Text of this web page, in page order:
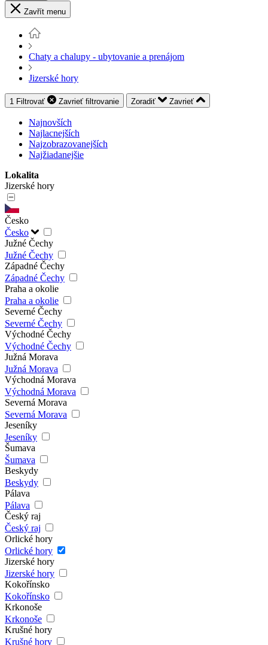
Zavřít menu
Chaty a chalupy - ubytovanie a prenájom
Jizerské hory
1 Filtrovať Zavrieť filtrovanie Zoradiť Zavrieť
Najnovších
Najlacnejších
Najzobrazovanejších
Najžiadanejšie
Lokalita
Jizerské hory
Česko
Česko
Južné Čechy
Južné Čechy
Západné Čechy
Západné Čechy
Praha a okolie
Praha a okolie
Severné Čechy
Severné Čechy
Východné Čechy
Východné Čechy
Južná Morava
Južná Morava
Východná Morava
Východná Morava
Severná Morava
Severná Morava
Jeseníky
Jeseníky
Šumava
Šumava
Beskydy
Beskydy
Pálava
Pálava
Český raj
Český raj
Orlické hory
Orlické hory
Jizerské hory
Jizerské hory
Kokořínsko
Kokořínsko
Krkonoše
Krkonoše
Krušné hory
Krušné hory